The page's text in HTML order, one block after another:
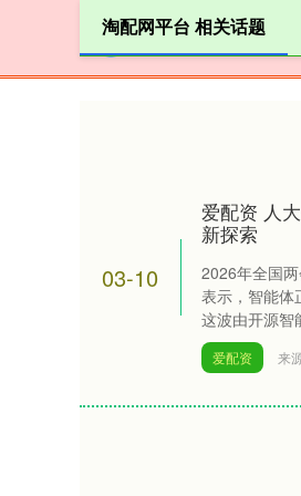
淘配网平台 相关话题
03-10
爱配资 人
新探索
2026年全国
表示，智能体
这波由开源智
爱配资 来